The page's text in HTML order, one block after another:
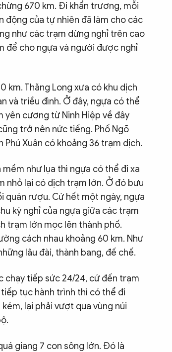
670 km. Đi khẩn trương, mỗi
động của tự nhiên đã làm cho các
như các trạm dừng nghỉ trên cao
để cho ngựa và người được nghỉ
km. Thăng Long xưa có khu dịch
và triều đình. Ở đây, ngựa có thể
yên cương từ Ninh Hiệp về đây
trở nên nức tiếng. Phố Ngõ
Phú Xuân có khoảng 36 trạm dịch.
như lụa thì ngựa có thể đi xa
nhỏ lại có dịch trạm lớn. Ở đó bưu
quán rượu. Cứ hết một ngày, ngựa
kỳ nghỉ của ngựa giữa các trạm
trạm lớn mọc lên thành phố.
cách nhau khoảng 60 km. Như
lâu đài, thành bang, đế chế.
chạy tiếp sức 24/24, cứ đến trạm
tục hành trình thì có thể đi
lại phải vượt qua vùng núi
giang 7 con sông lớn. Đó là